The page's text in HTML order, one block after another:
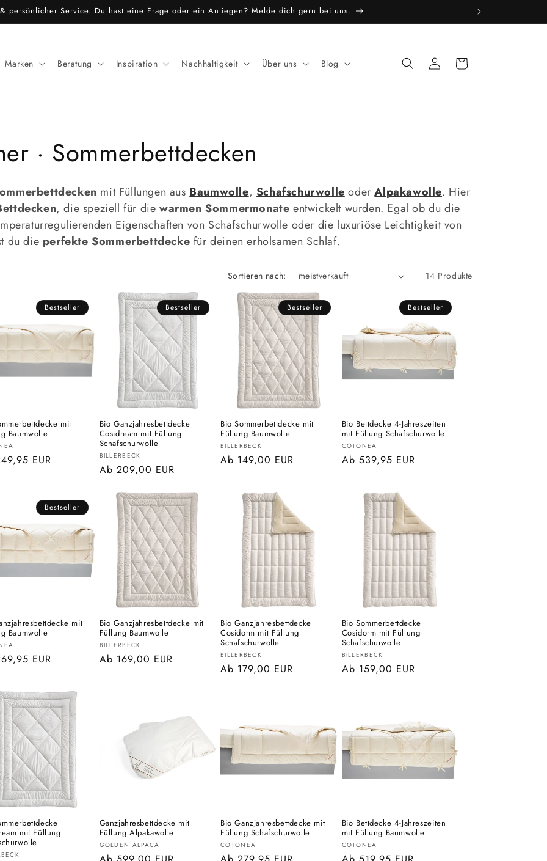
persönlicher Service. Du hast eine Frage oder ein Anliegen? Melde dich gern bei uns.
Marken Beratung Inspiration Nachhaltigkeit Über uns Blog EinloggenWarenkorb
· Sommerbettdecken
mit Füllungen aus Baumwolle, Schafschurwolle oderAlpakawolle. Hier
, die speziell für diewarmen Sommermonate entwickelt wurden. Egal ob du die
Eigenschaften von Schafschurwolle oder die luxuriöse Leichtigkeit von
du die perfekte Sommerbettdecke für deinen erholsamen Schlaf.
Sortieren nach: 14 Produkte
Bestseller
mit
Baumwolle
EUR
Bestseller
Bio Ganzjahresbettdecke
Cosidream mit Füllung
Schafschurwolle
Anbieter:
BILLERBECK
Normaler
Ab 209,00 EUR
Bestseller
Bio Sommerbettdecke mit
Füllung Baumwolle
Anbieter:
BILLERBECK
Normaler
Ab 149,00 EUR
Bestseller
Bio Bettdecke 4-Jahreszeiten
mit Füllung Schafschurwolle
Anbieter:
COTONEA
Normaler
Ab 539,95 EUR
Bestseller
mit
Baumwolle
EUR
Bio Ganzjahresbettdecke mit
Füllung Baumwolle
Anbieter:
BILLERBECK
Normaler
Ab 169,00 EUR
Bio Ganzjahresbettdecke
Cosidorm mit Füllung
Schafschurwolle
Anbieter:
BILLERBECK
Normaler
Ab 179,00 EUR
Bio Sommerbettdecke
Cosidorm mit Füllung
Schafschurwolle
Anbieter:
BILLERBECK
Normaler
Ab 159,00 EUR
mit Füllung
Ganzjahresbettdecke mit
Füllung Alpakawolle
Anbieter:
GOLDEN ALPACA
Bio Ganzjahresbettdecke mit
Füllung Schafschurwolle
Anbieter:
COTONEA
Bio Bettdecke 4-Jahreszeiten
mit Füllung Baumwolle
Anbieter:
COTONEA